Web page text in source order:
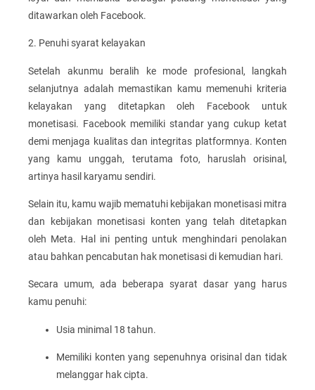
ditawarkan oleh Facebook.
2. Penuhi syarat kelayakan
Setelah akunmu beralih ke mode profesional, langkah
selanjutnya adalah memastikan kamu memenuhi kriteria
kelayakan yang ditetapkan oleh Facebook untuk
monetisasi. Facebook memiliki standar yang cukup ketat
demi menjaga kualitas dan integritas platformnya. Konten
yang kamu unggah, terutama foto, haruslah orisinal,
artinya hasil karyamu sendiri.
Selain itu, kamu wajib mematuhi kebijakan monetisasi mitra
dan kebijakan monetisasi konten yang telah ditetapkan
oleh Meta. Hal ini penting untuk menghindari penolakan
atau bahkan pencabutan hak monetisasi di kemudian hari.
Secara umum, ada beberapa syarat dasar yang harus
kamu penuhi:
Usia minimal 18 tahun.
Memiliki konten yang sepenuhnya orisinal dan tidak
melanggar hak cipta.